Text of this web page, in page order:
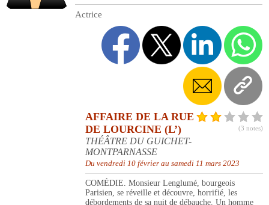
Actrice
(3 notes)
AFFAIRE DE LA RUE
DE LOURCINE (L’)
THÉÂTRE DU GUICHET-
MONTPARNASSE
Du vendredi 10 février au samedi 11 mars 2023
COMÉDIE. Monsieur Lenglumé, bourgeois
Parisien, se réveille et découvre, horrifié, les
débordements de sa nuit de débauche. Un homme